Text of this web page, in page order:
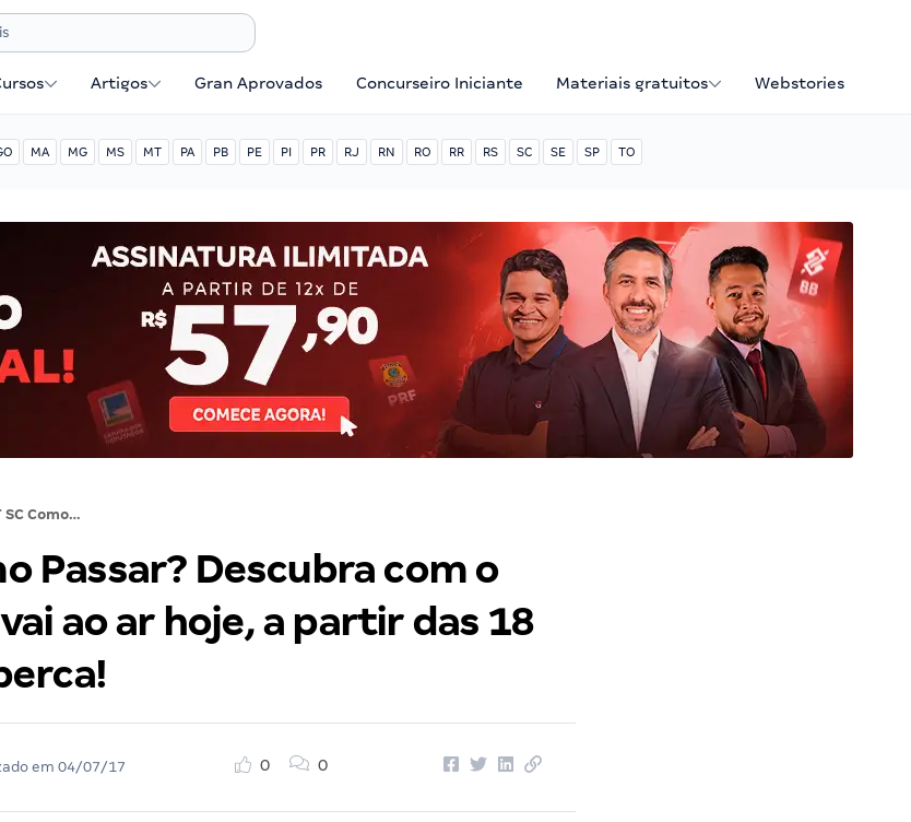
Artigos Gran Aprovados Concurseiro Iniciante Materiais gratuitos Webstories
MA MG MS MT PA PB PE PI PR RJ RN RO RR RS SC SE SP TO
TRT SC Como Passar? Descubra com o evento que vai ao ar hoje, a partir das 18 horas. Não perca!
Passar? Descubra com o
ao ar hoje, a partir das 18
em 04/07/17
0 0